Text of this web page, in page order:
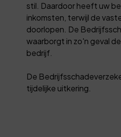
stil. Daardoor heeft uw
inkomsten, terwijl de
doorlopen. De
waarborgt in zo'n geval
bedrijf.
De
tijdelijke uitkering.